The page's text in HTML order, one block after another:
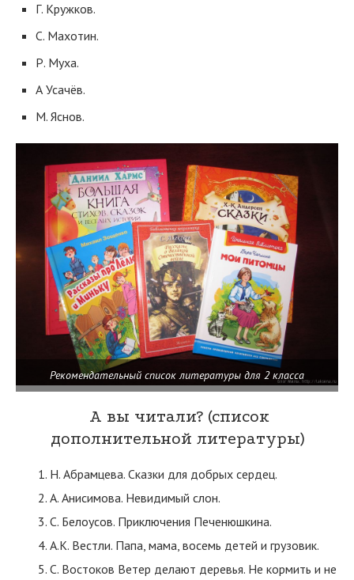
Г. Кружков.
С. Махотин.
Р. Муха.
А Усачёв.
М. Яснов.
Рекомендательный список литературы для 2 класса
А вы читали? (список
дополнительной литературы)
Н. Абрамцева. Сказки для добрых сердец.
А. Анисимова. Невидимый слон.
С. Белоусов. Приключения Печенюшкина.
А.К. Вестли. Папа, мама, восемь детей и грузовик.
С. Востоков Ветер делают деревья. Не кормить и не